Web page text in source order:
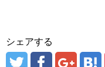
シェアする